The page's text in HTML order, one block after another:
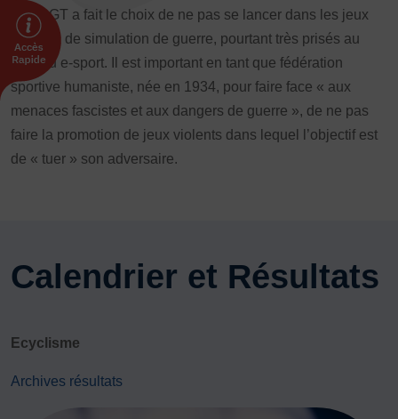
Plongée Randonnée pédestre Sport Équestre
Sports de combat Sports de neige et de patinage Tennis
Tennis de table Tir à l’arc Volley-ball
Walking Foot
La FSGT a fait le choix de ne pas se lancer dans les jeux
de tir ou de simulation de guerre, pourtant très prisés au
sein du e-sport. Il est important en tant que fédération
sportive humaniste, née en 1934, pour faire face « aux
menaces fascistes et aux dangers de guerre », de ne pas
faire la promotion de jeux violents dans lequel l’objectif est
de « tuer » son adversaire.
Calendrier et Résultats
Ecyclisme
Archives résultats